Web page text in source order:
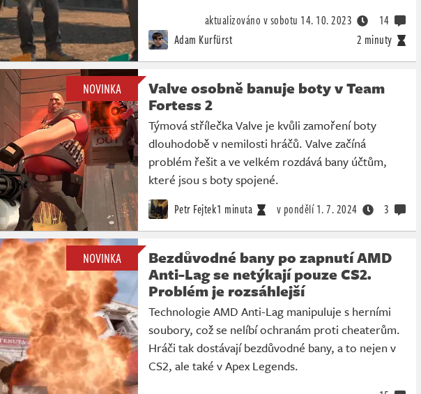
Adam Kurfürst 2 minuty
aktualizováno v sobotu 14. 10. 2023 14
NOVINKA
Valve osobně banuje boty v Team
Fortess 2
Týmová střílečka Valve je kvůli zamoření boty
dlouhodobě v nemilosti hráčů. Valve začíná
problém řešit a ve velkém rozdává bany účtům,
které jsou s boty spojené.
Petr Fejtek1 minuta v pondělí1. 7. 2024 3
NOVINKA
Bezdůvodné bany po zapnutí AMD
Anti-Lag se netýkají pouze CS2.
Problém je rozsáhlejší
Technologie AMD Anti-Lag manipuluje s herními
soubory, což se nelíbí ochranám proti cheaterům.
Hráči tak dostávají bezdůvodné bany, a to nejen v
CS2, ale také v Apex Legends.